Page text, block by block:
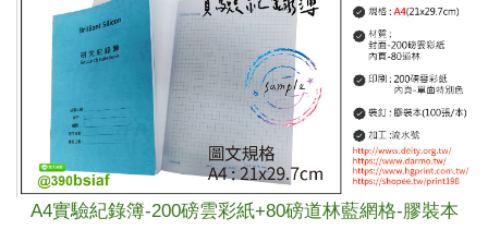
A4實驗紀錄簿-200磅雲彩紙+80磅道林藍網格-膠裝本